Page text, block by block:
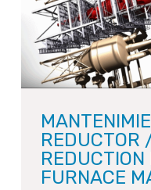
REDUCTOR
FURNACE